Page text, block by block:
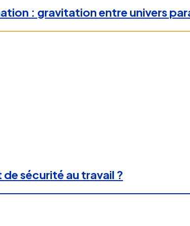
: gravitation entre univers
sécurité au travail ?